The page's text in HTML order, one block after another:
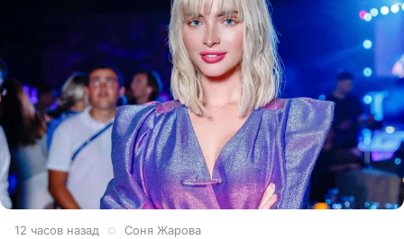
12 часов назад Соня Жарова